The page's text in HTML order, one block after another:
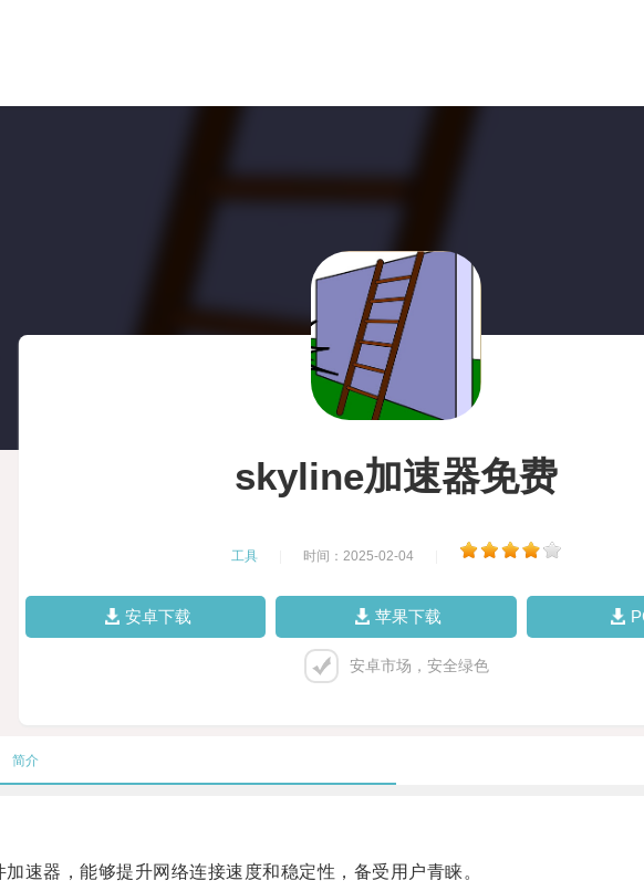
skyline加速器免费
工具 时间：2025-02-04
安卓下载 苹果下载
安卓市场，安全绿色
简介
器，能够提升网络连接速度和稳定性，备受用户青睐。